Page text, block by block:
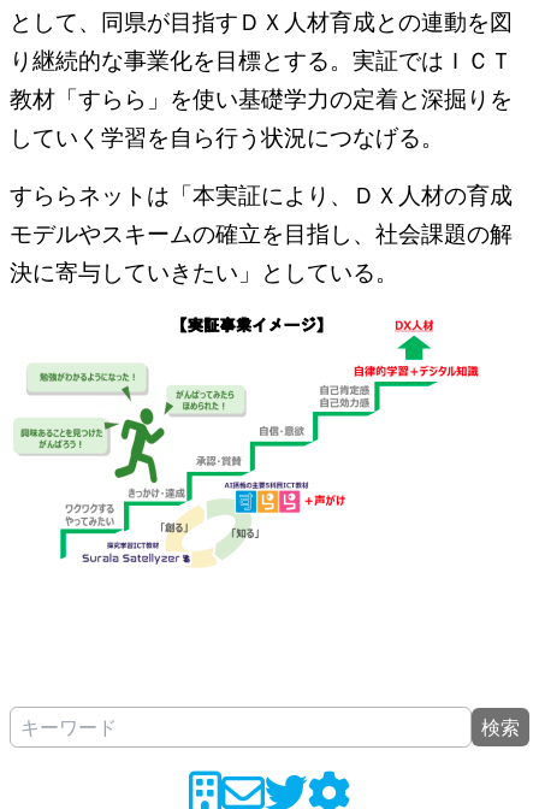
として、同県が目指すＤＸ人材育成との連動を図
り継続的な事業化を目標とする。実証ではＩＣＴ
教材「すらら」を使い基礎学力の定着と深掘りを
していく学習を自ら行う状況につなげる。
すららネットは「本実証により、ＤＸ人材の育成
モデルやスキームの確立を目指し、社会課題の解
決に寄与していきたい」としている。
検索